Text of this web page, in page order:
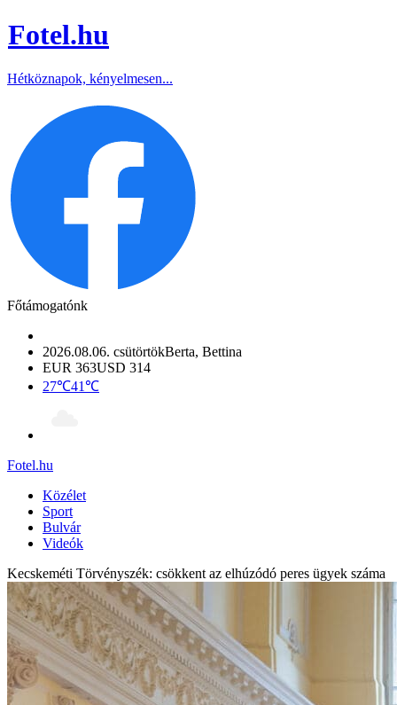
Fotel.hu
Hétköznapok, kényelmesen...
Főtámogatónk
2026.08.06. csütörtökBerta, Bettina
EUR 363USD 314
27℃41℃
Fotel.hu
Közélet
Sport
Bulvár
Videók
Kecskeméti Törvényszék: csökkent az elhúzódó peres ügyek száma